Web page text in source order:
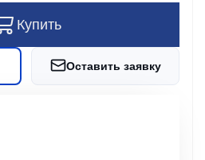
Купить
Оставить заявку